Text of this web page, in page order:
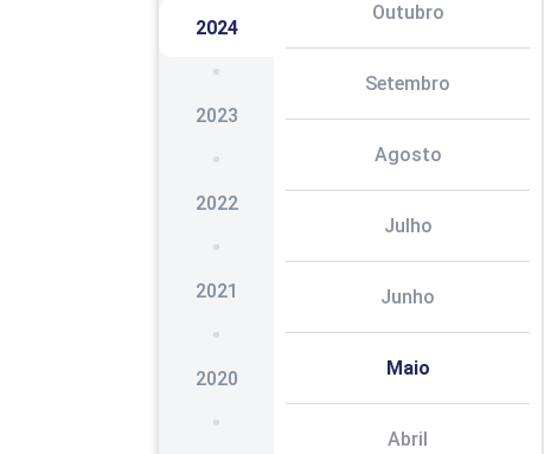
2024
2023
2022
2021
2020
Outubro
Setembro
Agosto
Julho
Junho
Maio
Abril